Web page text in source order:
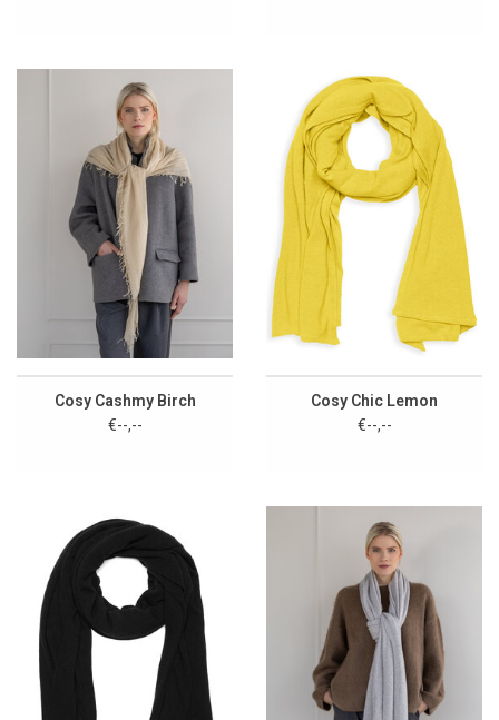
Cosy Cashmy Birch
€--,--
Cosy Chic Lemon
€--,--